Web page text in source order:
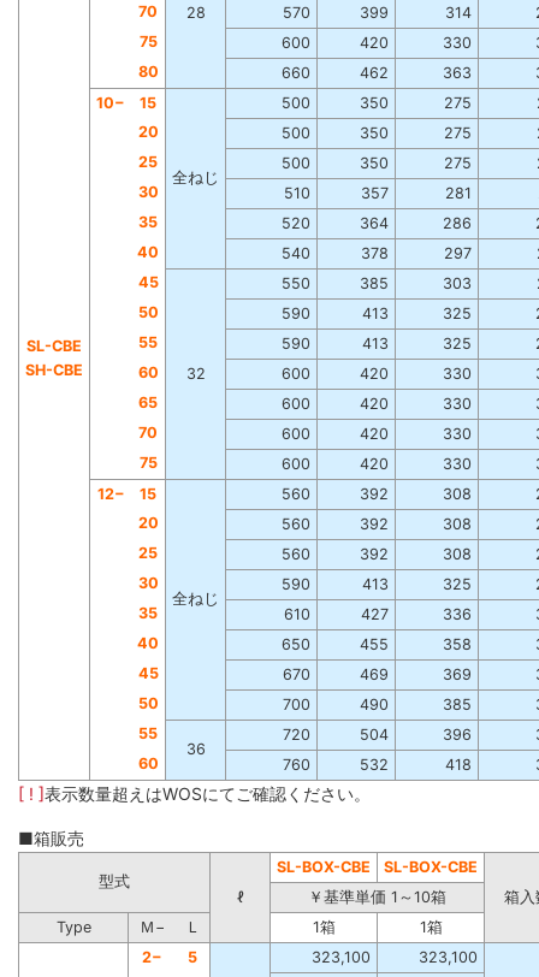
SL-CBE
SH-CBE
28
70
570 399 314
75
600 420 330
80
660 462 363
10−
15
全ねじ
500 350 275
20
500 350 275
25
500 350 275
30
510 357 281
35
520 364 286
40
540 378 297
45
32
550 385 303
50
590 413 325
55
590 413 325
60
600 420 330
65
600 420 330
70
600 420 330
75
600 420 330
12−
15
全ねじ
560 392 308
20
560 392 308
25
560 392 308
30
590 413 325
35
610 427 336
40
650 455 358
45
670 469 369
50
700 490 385
55
36
720 504 396
60
760 532 418
[ ! ]表示数量超えはWOSにてご確認ください。
■箱販売
型式
ℓ
SL-BOX-CBE
SL-BOX-CBE
箱入
￥基準単価 1～10箱
Type
Ｍ− Ｌ 1箱
1箱
2−
5 323,100
323,100